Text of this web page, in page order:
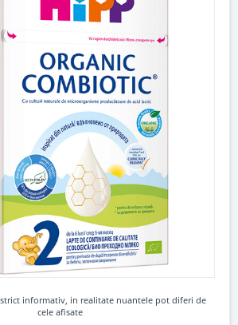
strict informativ, in realitate nuantele pot diferi de
cele afisate